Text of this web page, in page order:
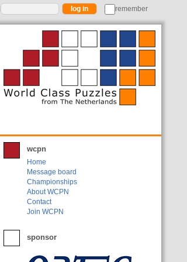
remember
wcpn
Home
Message board
Championships
About WCPN
Contact
Join WCPN
sponsor